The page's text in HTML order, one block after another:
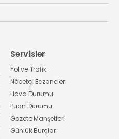
Servisler
Yol ve Trafik
Nöbetçi Eczaneler
Hava Durumu
Puan Durumu
Gazete Manşetleri
Günlük Burçlar